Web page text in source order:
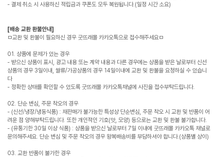
- 결제 취소 시 사용하신 적립금과 쿠폰도 모두 복원됩니다.(일정 시간 소요)
[배송 교환 환불안내]
ㅁ교환 및 환불이 필요하신 경우 굿뜨래몰 카카오톡으로 접수해주세요ㅁ
01. 상품에 문제가 있는 경우
- 받으신 상품이 표시, 광고 내용 또는 계약 내용과 다른 경우에는 상품을 받은 날로부터 신선
상품의 경우 3일이내, 쌀류/가공상품의 경우 14일이내에 교환 및 환불을 요청하실 수 있습니
다
- 정확한 상태를 확인할 수 있도록 굿뜨래몰 카카오톡채널에 사진을 접수부탁드립니다.
02. 단순 변심, 주문 착오의 경우
- (신선/냉장/냉동식품) : 재판매가 불가능한 특성상 단순변심, 주문 착오 시 교환 및 반품이 어
려운 점 양해부탁드립니다. 또한 개인적인 기호(맛, 모양) 등으로는 교환 및 환불 불가합니다.
- (유통기한 30일 이상 식품) : 상품을 받으신 날로부터 7일 이내에 굿뜨래몰 카카오톡 채널로
문의해주세요. 단순 변심 및 주문 착오의 경우 왕복배송비를 부담하셔야 합니다.(상품별 상이)
03. 교환 반품이 불가한 경우